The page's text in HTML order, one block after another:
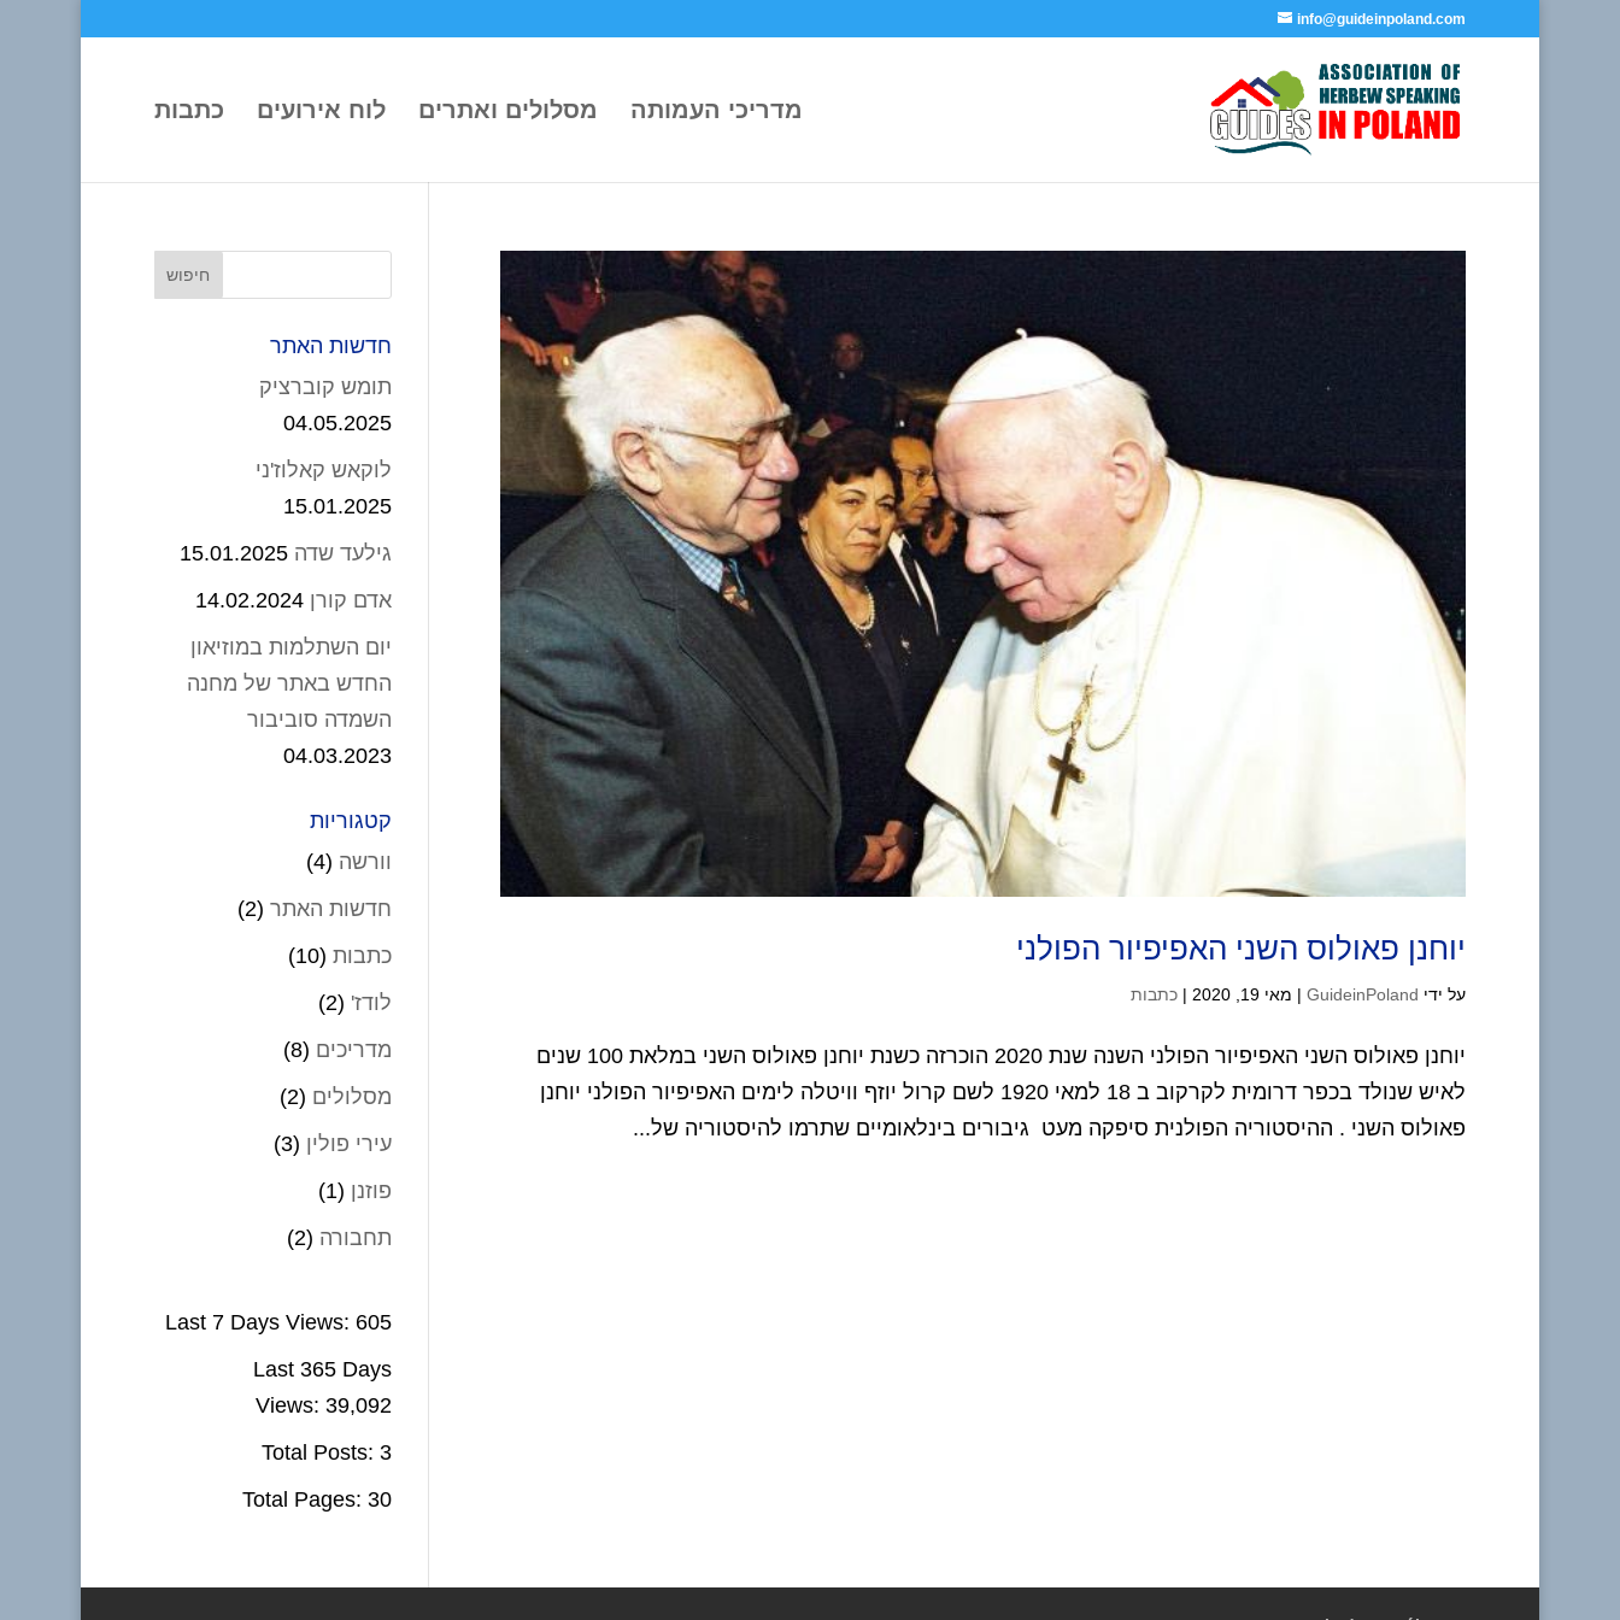
info@guideinpoland.com
מדריכי העמותה מסלולים ואתרים לוח אירועים כתבות
יוחנן פאולוס השני האפיפיור הפולני‎
על ידי GuideinPoland
| מאי 19, 2020 | כתבות
יוחנן פאולוס השני האפיפיור הפולני השנה שנת 2020 הוכרזה כשנת יוחנן פאולוס השני במלאת 100 שנים
לאיש שנולד בכפר דרומית לקרקוב ב 18 למאי 1920 לשם קרול יוזף וויטלה לימים האפיפיור הפולני יוחנן
פאולוס השני . ההיסטוריה הפולנית סיפקה מעט גיבורים בינלאומיים שתרמו להיסטוריה של...
חדשות האתר
תומש קוברציק
04.05.2025
לוקאש קאלוז'ני
15.01.2025
גילעד שדה 15.01.2025
אדם קורן 14.02.2024
יום השתלמות במוזיאון
החדש באתר של מחנה
השמדה סוביבור
04.03.2023
קטגוריות
וורשה (4)
חדשות האתר (2)
כתבות (10)
לודז' (2)
מדריכים (8)
מסלולים (2)
עירי פולין (3)
פוזנן (1)
תחבורה (2)
Last 7 Days Views: 605
Last 365 Days
Views: 39,092
Total Posts: 3
Total Pages: 30